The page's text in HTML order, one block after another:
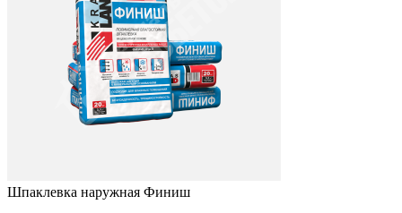
Шпаклевка наружная Финиш